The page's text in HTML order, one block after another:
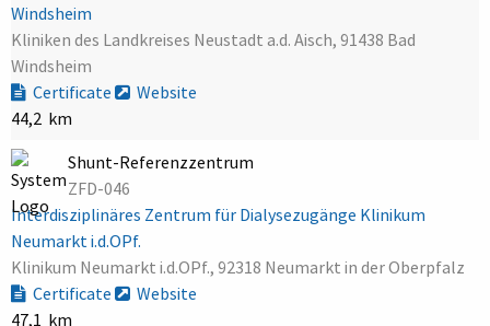
Windsheim
Kliniken des Landkreises Neustadt a.d. Aisch, 91438 Bad
Windsheim
Certificate
Website
44,2 km
Shunt-Referenzzentrum
ZFD-046
Interdisziplinäres Zentrum für Dialysezugänge Klinikum
Neumarkt i.d.OPf.
Klinikum Neumarkt i.d.OPf., 92318 Neumarkt in der Oberpfalz
Certificate
Website
47,1 km